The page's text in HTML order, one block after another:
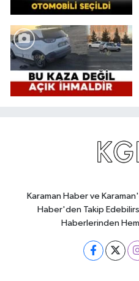
Karaman Haber ve
Haber'den Takip
Haberlerinden